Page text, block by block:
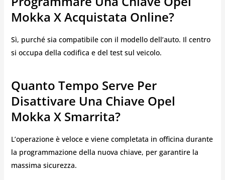
Mokka X Acquistata Online?
Sì, purché sia compatibile con il modello dell’auto. Il centro
si occupa della codifica e del test sul veicolo.
Quanto Tempo Serve Per
Disattivare Una Chiave Opel
Mokka X Smarrita?
L’operazione è veloce e viene completata in officina durante
la programmazione della nuova chiave, per garantire la
massima sicurezza.